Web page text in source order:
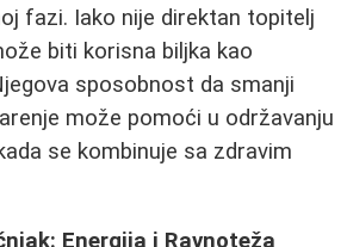
fazi. Iako nije direktan topitelj
biti korisna biljka kao
sposobnost da smanji
može pomoći u održavanju
se kombinuje sa zdravim
Energija i Ravnoteža